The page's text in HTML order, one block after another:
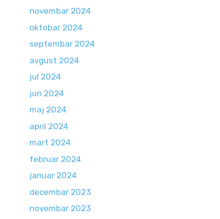
novembar 2024
oktobar 2024
septembar 2024
avgust 2024
jul 2024
jun 2024
maj 2024
april 2024
mart 2024
februar 2024
januar 2024
decembar 2023
novembar 2023